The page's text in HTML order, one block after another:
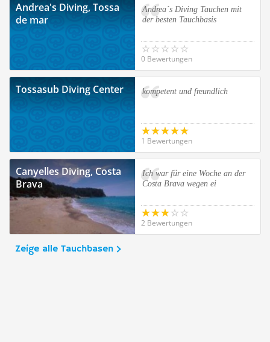
Andrea's Diving, Tossa
de mar
Andrea´s Diving Tauchen mit
der besten Tauchbasis
0 Bewertungen
Tossasub Diving Center kompetent und freundlich
1 Bewertungen
Canyelles Diving, Costa
Brava
Ich war für eine Woche an der
Costa Brava wegen ei
2 Bewertungen
Zeige alle Tauchbasen